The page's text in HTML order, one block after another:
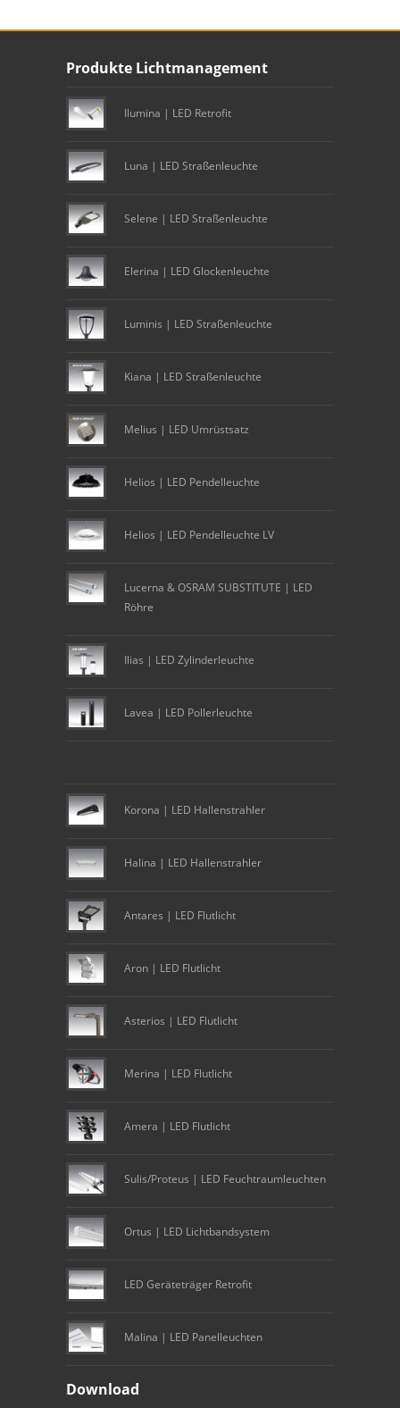
Footer contentProdukte Lichtmanagement
Ilumina | LED Retrofit
Luna | LED Straßenleuchte
Selene | LED Straßenleuchte
Elerina | LED Glockenleuchte
Luminis | LED Straßenleuchte
Kiana | LED Straßenleuchte
Melius | LED Umrüstsatz
Helios | LED Pendelleuchte
Helios | LED Pendelleuchte LV
Lucerna & OSRAM SUBSTITUTE | LED
Röhre
Ilias | LED Zylinderleuchte
Lavea | LED Pollerleuchte
Korona | LED Hallenstrahler
Halina | LED Hallenstrahler
Antares | LED Flutlicht
Aron | LED Flutlicht
Asterios | LED Flutlicht
Merina | LED Flutlicht
Amera | LED Flutlicht
Sulis/Proteus | LED Feuchtraumleuchten
Ortus | LED Lichtbandsystem
LED Geräteträger Retrofit
Malina | LED Panelleuchten
Download